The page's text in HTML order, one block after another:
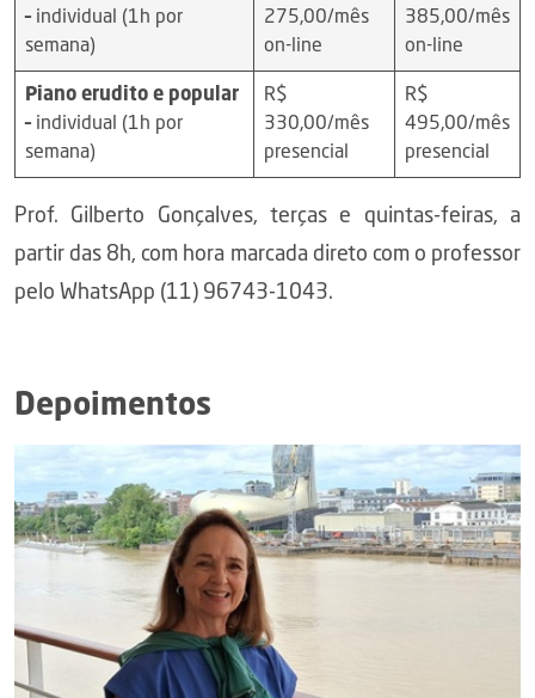
– individual (1h por
semana)
275,00/mês
on-line
385,00/mês
on-line
Piano erudito e popular
– individual (1h por
semana)
R$
330,00/mês
presencial
R$
495,00/mês
presencial
Prof. Gilberto Gonçalves, terças e quintas-feiras, a
partir das 8h, com hora marcada direto com o professor
pelo WhatsApp (11) 96743-1043.
Depoimentos